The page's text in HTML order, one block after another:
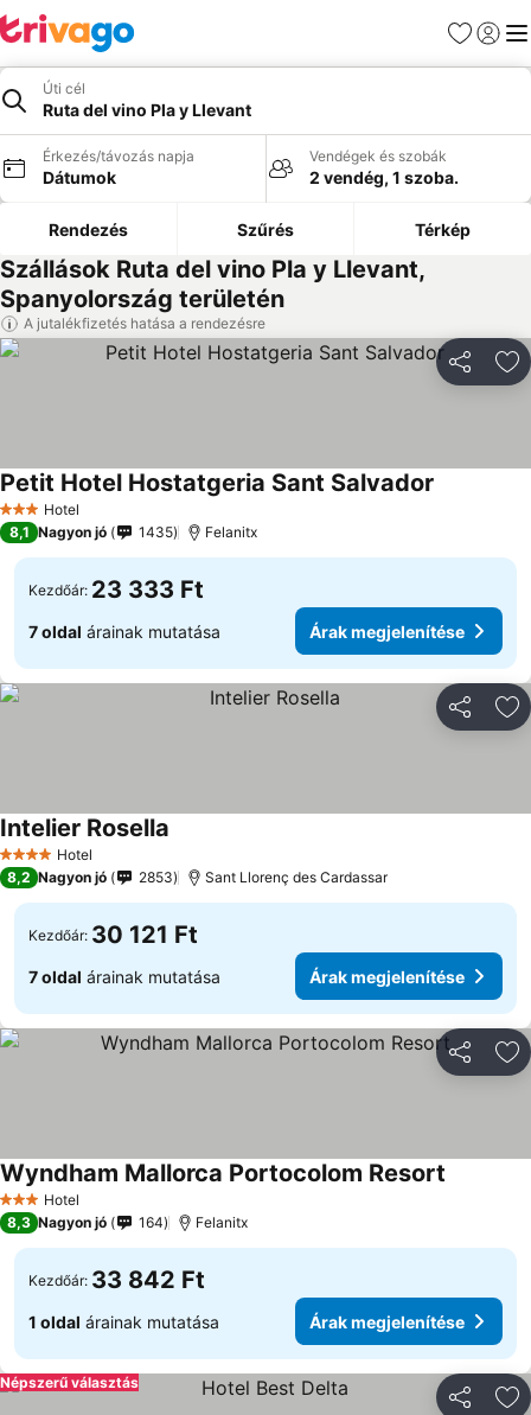
Kedvencek
Úti cél
Ruta del vino Pla y Llevant
Érkezés/távozás napja
Dátumok
Vendégek és szobák
2 vendég, 1 szoba.
Rendezés Szűrés Térkép
Szállások Ruta del vino Pla y Llevant,
Spanyolország területén
A jutalékfizetés hatása a rendezésre
3 Kategória
Hotel
Petit Hotel Hostatgeria Sant Salvador
8,1 Nagyon jó 1435 Felanitx
Kezdőár: 23 333 Ft
7 oldal árainak mutatása Árak megjelenítése
4 KategóriaHotel
Intelier Rosella
8,2 Nagyon jó 2853 Sant Llorenç des Cardassar
Kezdőár: 30 121 Ft
7 oldal árainak mutatása Árak megjelenítése
3 Kategória
Hotel
Wyndham Mallorca Portocolom Resort
8,3 Nagyon jó 164 Felanitx
Kezdőár: 33 842 Ft
1 oldal árainak mutatása Árak megjelenítése
Népszerű választás